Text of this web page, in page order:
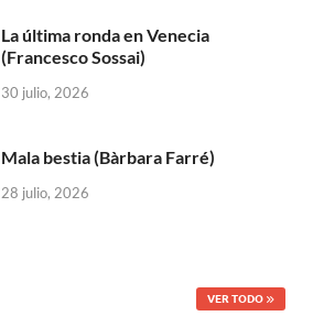
La última ronda en Venecia
(Francesco Sossai)
30 julio, 2026
Mala bestia (Bàrbara Farré)
28 julio, 2026
VER TODO